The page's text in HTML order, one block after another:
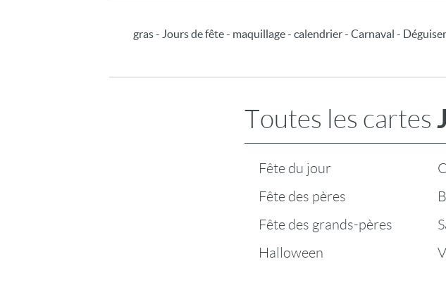
gras - Jours de fête - maquillage - calendrier - Carnaval -
Toutes les cartes
Fête du jour
Fête des pères
Fête des grands-pères
Halloween